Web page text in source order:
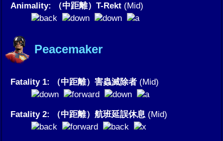
Animality: （中距離）T-Rekt (Mid)
Peacemaker
Fatality 1: （中距離）害蟲滅除者 (Mid)
Fatality 2: （中距離）航班延誤休息 (Mid)